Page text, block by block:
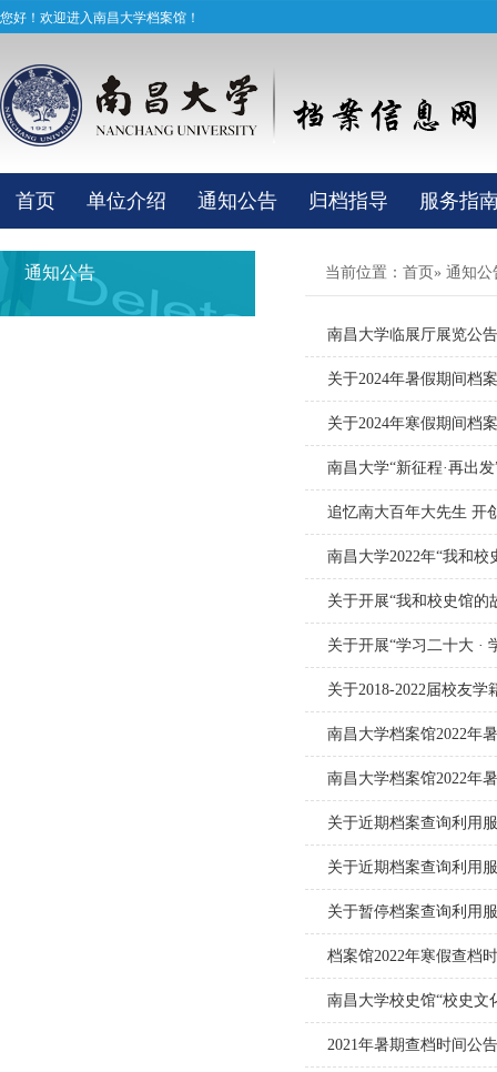
您好！欢迎进入南昌大学档案馆！
首页 单位介绍 通知公告 归档指导 服务指
通知公告 当前位置： 首页 » 通知
南昌大学临展厅展览公告
关于2024年暑假期间档
关于2024年寒假期间档
南昌大学2022年“我和
关于开展“我和校史馆的
关于2018-2022届校友
南昌大学档案馆2022年
南昌大学档案馆2022年
关于近期档案查询利用
关于近期档案查询利用
关于暂停档案查询利用
档案馆2022年寒假查档
南昌大学校史馆“校史文
2021年暑期查档时间公告